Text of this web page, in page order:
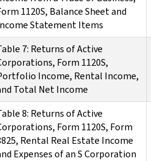
1120S, Balance Sheet and
Statement Items
7: Returns of Active
Form 1120S,
Income, Rental Income,
Total Net Income
8: Returns of Active
Form 1120S, Form
Rental Real Estate Income
Expenses of an S Corporation